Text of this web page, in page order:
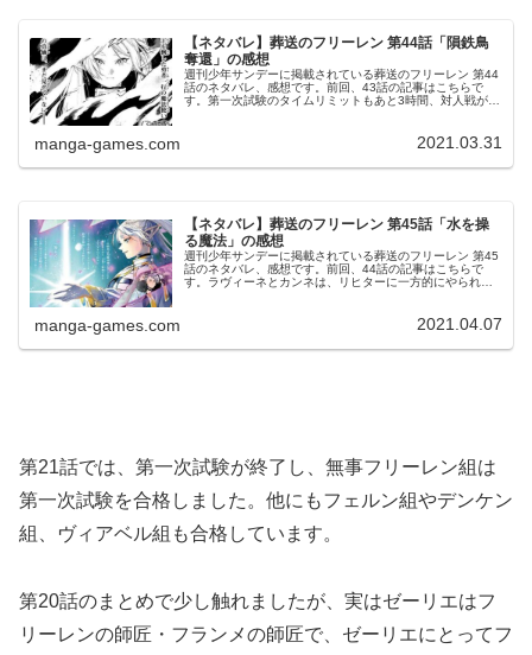
【ネタバレ】葬送のフリーレン 第44話「隕鉄鳥
奪還」の感想
週刊少年サンデーに掲載されている葬送のフリーレン 第44
話のネタバレ、感想です。前回、43話の記事はこちらで
す。第一次試験のタイムリミットもあと3時間、対人戦が激
manga-games.com 2021.03.31
【ネタバレ】葬送のフリーレン 第45話「水を操
る魔法」の感想
週刊少年サンデーに掲載されている葬送のフリーレン 第45
話のネタバレ、感想です。前回、44話の記事はこちらで
す。ラヴィーネとカンネは、リヒターに一方的にやられて
manga-games.com 2021.04.07
第21話では、第一次試験が終了し、無事フリーレン組は
第一次試験を合格しました。他にもフェルン組やデンケン
組、ヴィアベル組も合格しています。
第20話のまとめで少し触れましたが、実はゼーリエはフ
リーレンの師匠・フランメの師匠で、ゼーリエにとってフ